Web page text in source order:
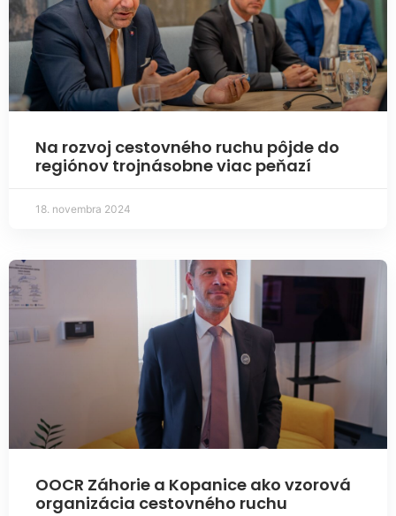
Na rozvoj cestovného ruchu pôjde do
regiónov trojnásobne viac peňazí
18. novembra 2024
OOCR Záhorie a Kopanice ako vzorová
organizácia cestovného ruchu